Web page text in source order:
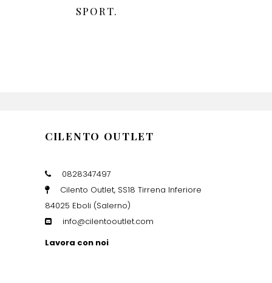
SPORT.
CILENTO OUTLET
0828347497
Cilento Outlet, SS18 Tirrena Inferiore
84025 Eboli (Salerno)
info@cilentooutlet.com
Lavora con noi